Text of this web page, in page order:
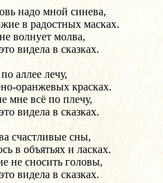
надо мной синева,
в радостных масках.
волнует молва,
видела в сказках.
аллее лечу,
оранжевых красках.
мне всё по плечу,
видела в сказках.
счастливые сны,
в объятьях и ласках.
не сносить головы,
видела в сказках.